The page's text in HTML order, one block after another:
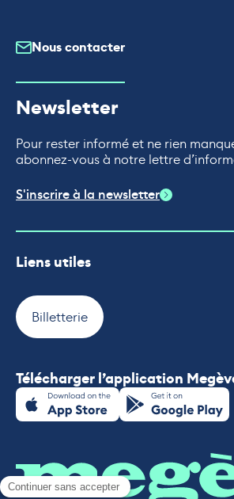
Nous contacter
Newsletter
Pour rester informé et ne rien
abonnez-vous à notre lettre
S'inscrire à la newsletter
Liens utiles
Billetterie
Télécharger l’application